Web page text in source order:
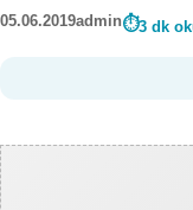
05.06.2019admin 3 dk